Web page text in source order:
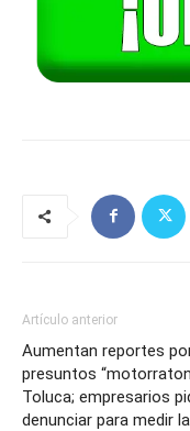
Artículo anterior
Aumentan reportes
presuntos
Toluca; empresarios
denunciar para medir la